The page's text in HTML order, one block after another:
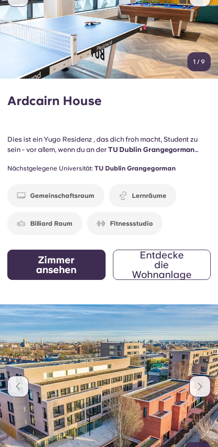
1 / 9
Ardcairn House
Dies ist ein Yugo Residenz , das dich froh macht, Student zu
sein - vor allem, wenn du an derTU Dublin Grangegorman
dasRCSIund dasTrinity Collegesind ganz in der Nähe.
Nächstgelegene Universität: TU Dublin Grangegorman
Gemeinschaftsraum Lernräume
Billiard Raum Fitnessstudio
Zimmer
ansehen
Entdecke
die
Wohnanlage